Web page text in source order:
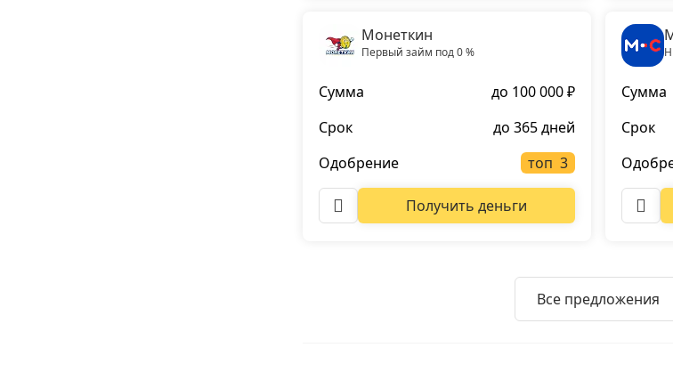
Монеткин
Первый займ под 0 %
Сумма
до 100 000 ₽
Срок
до 365 дней
Одобрение
топ
Получить деньги
Сумма
Срок
Все предложения